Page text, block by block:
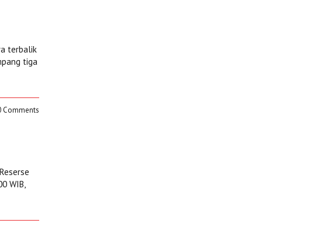
terbalik
tiga
Comments
WIB,